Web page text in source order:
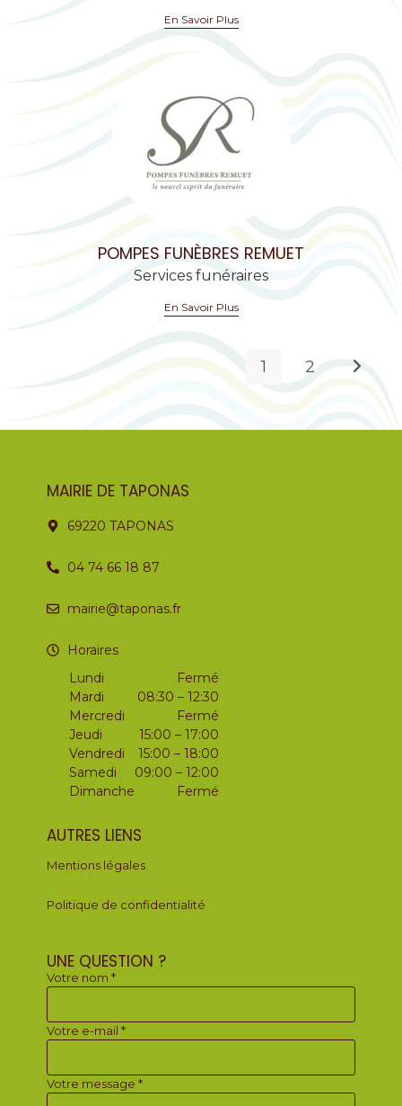
En Savoir Plus
POMPES FUNÈBRES REMUET
Services funéraires
En Savoir Plus
1 2
MAIRIE DE TAPONAS
69220 TAPONAS
04 74 66 18 87
mairie@taponas.fr
Horaires
Lundi
Mardi
Mercredi
Jeudi
Vendredi
Samedi
Dimanche
Fermé
08:30 – 12:30
Fermé
15:00 – 17:00
15:00 – 18:00
09:00 – 12:00
Fermé
AUTRES LIENS
Mentions légales
Politique de confidentialité
UNE QUESTION ?
Votre nom *
Votre e-mail *
Votre message *